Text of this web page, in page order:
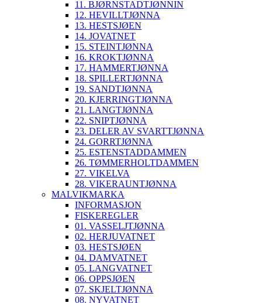
11. BJØRNSTADTJØNNIN
12. HEVILLTJØNNA
13. HESTSJØEN
14. JOVATNET
15. STEINTJØNNA
16. KROKTJØNNA
17. HAMMERTJØNNA
18. SPILLERTJØNNA
19. SANDTJØNNA
20. KJERRINGTJØNNA
21. LANGTJØNNA
22. SNIPTJØNNA
23. DELER AV SVARTTJØNNA
24. GORRTJØNNA
25. ESTENSTADDAMMEN
26. TØMMERHOLTDAMMEN
27. VIKELVA
28. VIKERAUNTJØNNA
MALVIKMARKA
INFORMASJON
FISKEREGLER
01. VASSELJTJØNNA
02. HERJUVATNET
03. HESTSJØEN
04. DAMVATNET
05. LANGVATNET
06. OPPSJØEN
07. SKJELTJØNNA
08. NYVATNET